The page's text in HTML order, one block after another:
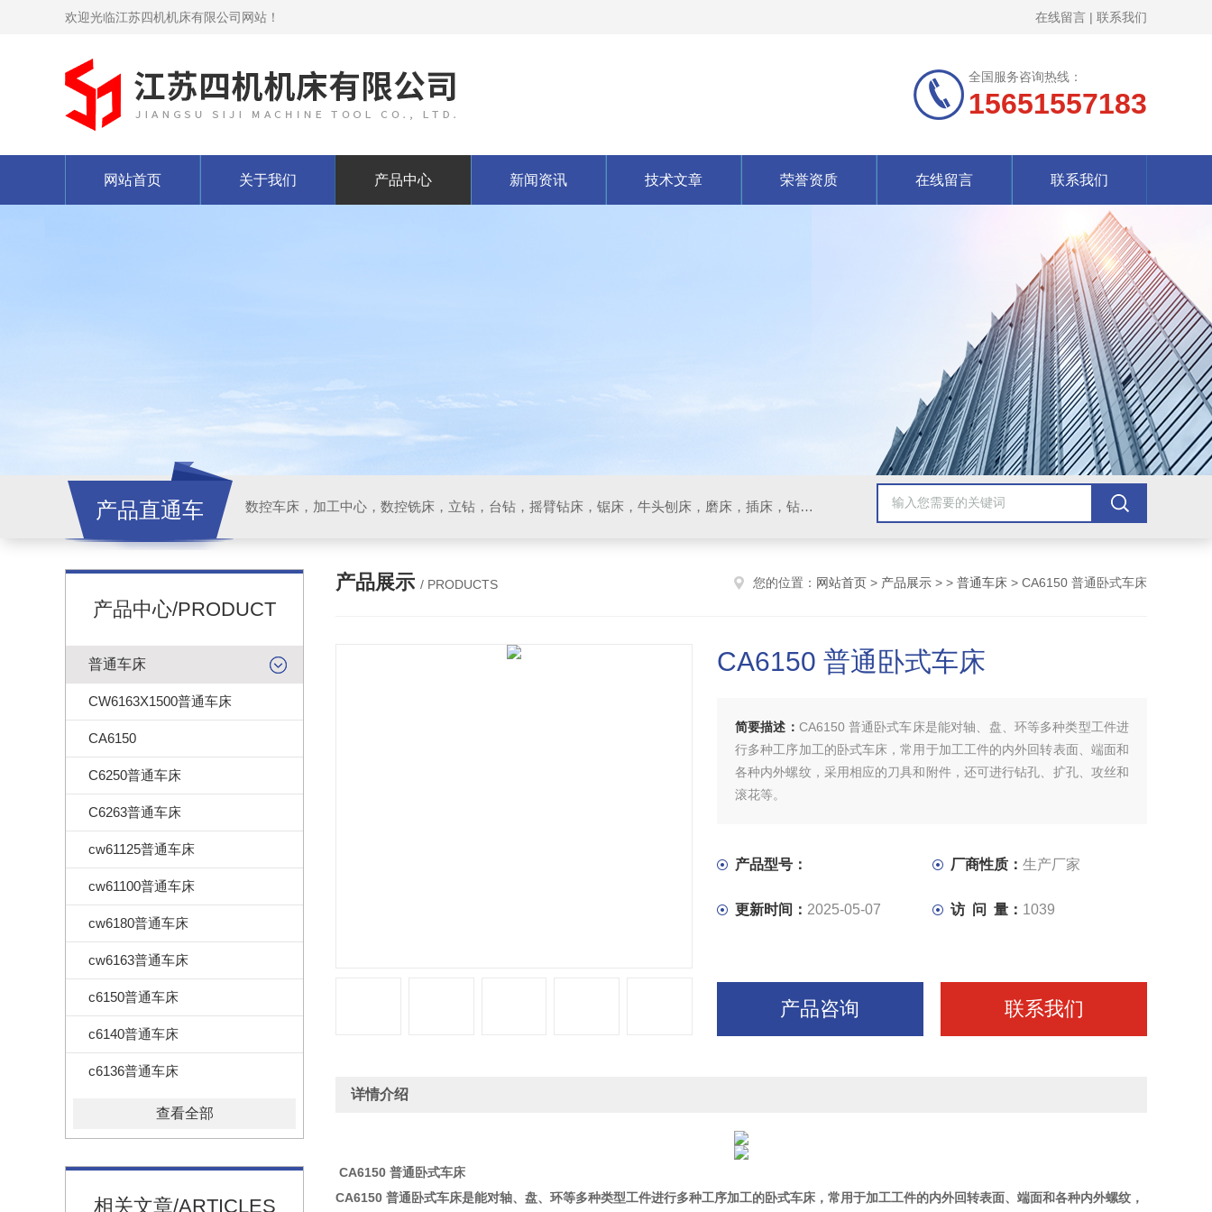
欢迎光临江苏四机机床有限公司网站！ 在线留言 | 联系我们
全国服务咨询热线：
15651557183
网站首页 关于我们 产品中心 新闻资讯 技术文章 荣誉资质 在线留言 联系我们
产品直通车 数控车床，加工中心，数控铣床，立钻，台钻，摇臂钻床，锯床，牛头刨床，磨床，插床，钻铣床，滚齿机
产品中心/PRODUCT
普通车床
CW6163X1500普通车床
CA6150
C6250普通车床
C6263普通车床
cw61125普通车床
cw61100普通车床
cw6180普通车床
cw6163普通车床
c6150普通车床
c6140普通车床
c6136普通车床
查看全部
相关文章/ARTICLES
产品展示 / PRODUCTS 您的位置： 网站首页 > 产品展示 > > 普通车床 > CA6150 普通卧式车床
CA6150 普通卧式车床
简要描述： CA6150 普通卧式车床是能对轴、盘、环等多种类型工件进
行多种工序加工的卧式车床，常用于加工工件的内外回转表面、端面和
各种内外螺纹，采用相应的刀具和附件，还可进行钻孔、扩孔、攻丝和
滚花等。
产品型号： 厂商性质： 生产厂家
更新时间： 2025-05-07 访 问 量： 1039
产品咨询 联系我们
详情介绍
CA6150 普通卧式车床
CA6150 普通卧式车床是能对轴、盘、环等多种类型工件进行多种工序加工的卧式车床，常用于加工工件的内外回转表面、端面和各种内外螺纹，